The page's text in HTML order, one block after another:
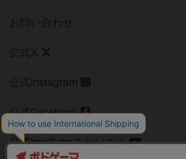
お問い合わせ
公式X
公式instagram
公式Facebook
公式YouTubeチャンネル